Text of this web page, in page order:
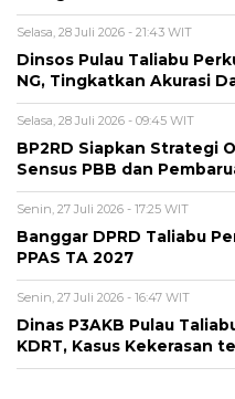
Selasa, 28 Juli 2026 - 21:43 WIT
Dinsos Pulau Taliabu
NG, Tingkatkan Akurasi
Selasa, 28 Juli 2026 - 09:45 WIT
BP2RD Siapkan Strategi
Sensus PBB dan
Senin, 27 Juli 2026 - 17:25 WIT
Banggar DPRD Taliabu
PPAS TA 2027
Senin, 27 Juli 2026 - 16:47 WIT
Dinas P3AKB Pulau
KDRT, Kasus Kekerasan